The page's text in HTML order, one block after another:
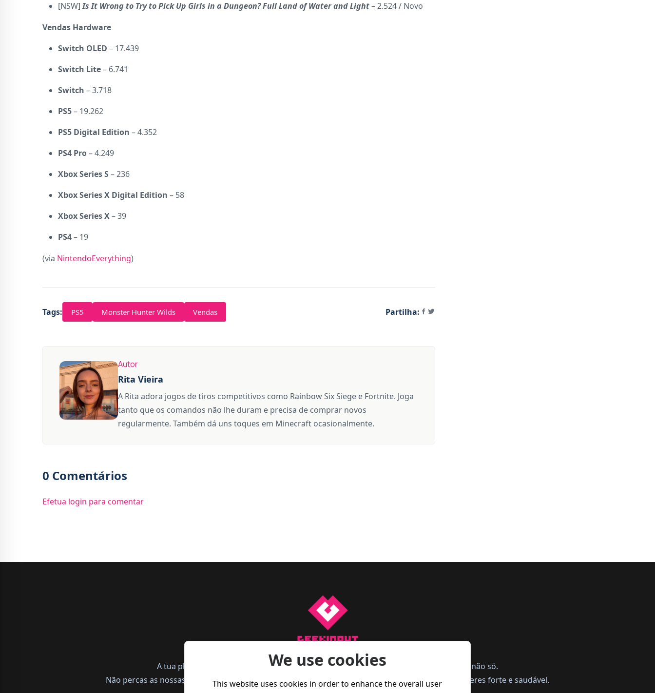
[NSW]Is It Wrong to Try to Pick Up Girls in a Dungeon? Full Land of Water and Light– 2.524 / Novo
Vendas Hardware
Switch OLED – 17.439
Switch Lite– 6.741
Switch – 3.718
PS5– 19.262
PS5 Digital Edition – 4.352
PS4 Pro– 4.249
Xbox Series S– 236
Xbox Series X Digital Edition – 58
Xbox Series X– 39
PS4– 19
(via NintendoEverything)
Tags: PS5 Monster Hunter Wilds Vendas Partilha:
Autor
Rita Vieira
A Rita adora jogos de tiros competitivos como Rainbow Six Siege e Fortnite. Joga
tanto que os comandos não lhe duram e precisa de comprar novos
regularmente. Também dá uns toques em Minecraft ocasionalmente.
0 Comentários
Efetua login para comentar
A tua plataforma para te manteres a par do que se passa no mundo do gaming, mas não só.
Não percas as nossas notícias, reviews, artigos de opinião, e também dicas de fitness para te manteres forte e saudável.
We use cookies
This website uses cookies in order to enhance the overall user